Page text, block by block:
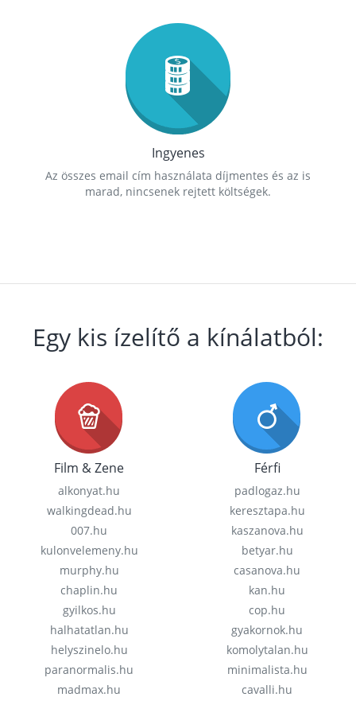
Ingyenes
Az összes email cím használata díjmentes és az is
marad, nincsenek rejtett költségek.
Egy kis ízelítő a kínálatból:
Film & Zene
alkonyat.hu
walkingdead.hu
007.hu
kulonvelemeny.hu
murphy.hu
chaplin.hu
gyilkos.hu
halhatatlan.hu
helyszinelo.hu
paranormalis.hu
madmax.hu
Férfi
padlogaz.hu
keresztapa.hu
kaszanova.hu
betyar.hu
casanova.hu
kan.hu
cop.hu
gyakornok.hu
komolytalan.hu
minimalista.hu
cavalli.hu